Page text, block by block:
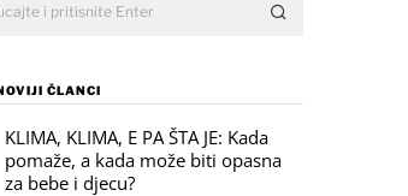
ČLANCI
KLIMA, KLIMA, E PA ŠTA JE: Kada
pomaže, a kada može biti opasna
za bebe i djecu?